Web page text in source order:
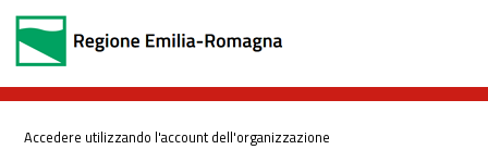
Accedere utilizzando l'account dell'organizzazione